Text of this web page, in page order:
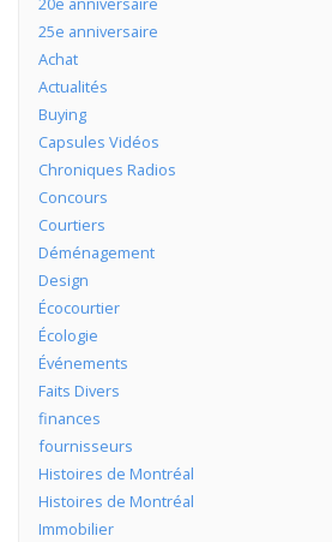
25e anniversaire
Achat
Actualités
Buying
Capsules Vidéos
Chroniques Radios
Concours
Courtiers
Déménagement
Design
Écocourtier
Écologie
Événements
Faits Divers
finances
fournisseurs
Histoires de Montréal
Histoires de Montréal
Immobilier